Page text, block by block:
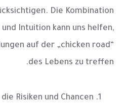
Die Kombination
Intuition kann uns helfen,
auf der „chicken road“
des Lebens zu treffen.
Risiken und Chancen.